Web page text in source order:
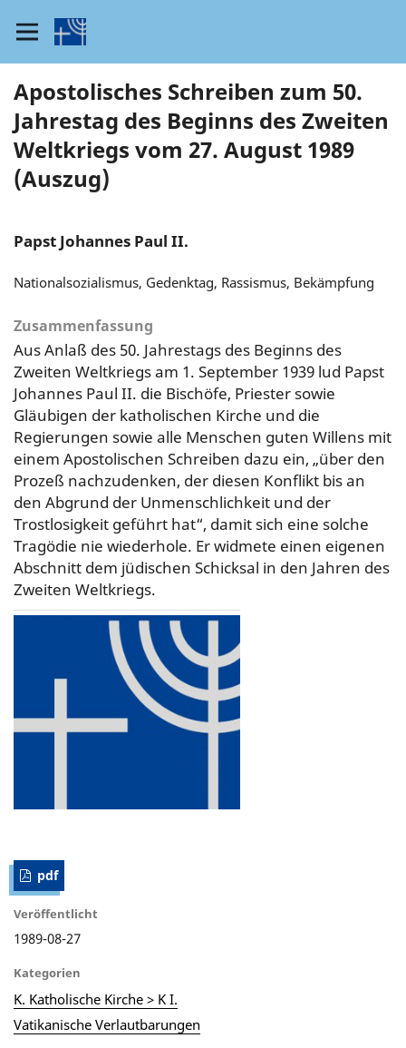
Apostolisches Schreiben zum 50.
Jahrestag des Beginns des Zweiten
Weltkriegs vom 27. August 1989
(Auszug)
Papst Johannes Paul II.
Nationalsozialismus, Gedenktag, Rassismus, Bekämpfung
Zusammenfassung
Aus Anlaß des 50. Jahrestags des Beginns des
Zweiten Weltkriegs am 1. September 1939 lud Papst
Johannes Paul II. die Bischöfe, Priester sowie
Gläubigen der katholischen Kirche und die
Regierungen sowie alle Menschen guten Willens mit
einem Apostolischen Schreiben dazu ein, „über den
Prozeß nachzudenken, der diesen Konflikt bis an
den Abgrund der Unmenschlichkeit und der
Trostlosigkeit geführt hat“, damit sich eine solche
Tragödie nie wiederhole. Er widmete einen eigenen
Abschnitt dem jüdischen Schicksal in den Jahren des
Zweiten Weltkriegs.
pdf
Veröffentlicht
1989-08-27
Kategorien
K. Katholische Kirche > K I.
Vatikanische Verlautbarungen